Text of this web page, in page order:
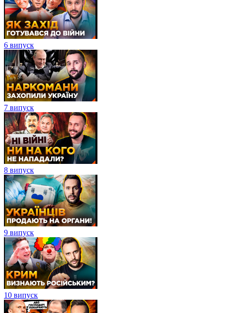
6 випуск
7 випуск
8 випуск
9 випуск
10 випуск